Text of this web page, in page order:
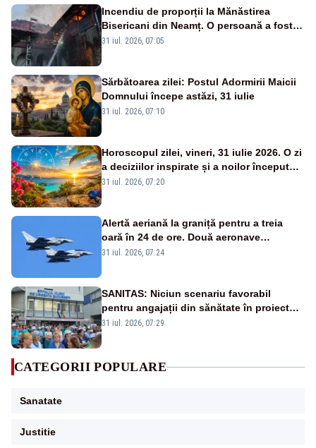
Incendiu de proporții la Mănăstirea
Bisericani din Neamț. O persoană a fost
găsită carbonizată - FOTO/ VIDEO
31 iul. 2026, 07:05
Sărbătoarea zilei: Postul Adormirii Maicii
Domnului începe astăzi, 31 iulie
31 iul. 2026, 07:10
Horoscopul zilei, vineri, 31 iulie 2026. O zi
a deciziilor inspirate și a noilor începuturi.
Vezi zodiile vizate
31 iul. 2026, 07:20
Alertă aeriană la graniță pentru a treia
oară în 24 de ore. Două aeronave
Eurofighter britanice au fost ridicate de la
31 iul. 2026, 07:24
SANITAS: Niciun scenariu favorabil
pentru angajații din sănătate în proiectul
Legii salarizării
31 iul. 2026, 07:29
CATEGORII POPULARE
Sanatate
Justitie